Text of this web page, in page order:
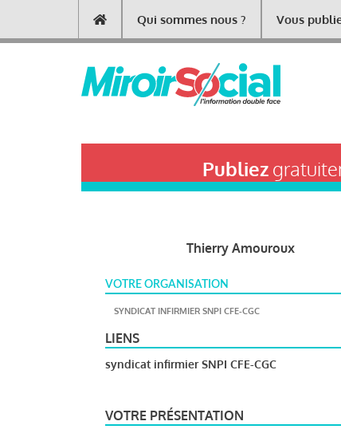
contenu
Main
navigation
Qui sommes nous ? Vous
Publiez
Thierry Amouroux
VOTRE ORGANISATION
SYNDICAT INFIRMIER SNPI CFE-CGC
LIENS
syndicat infirmier SNPI CFE-CGC
VOTRE PRÉSENTATION